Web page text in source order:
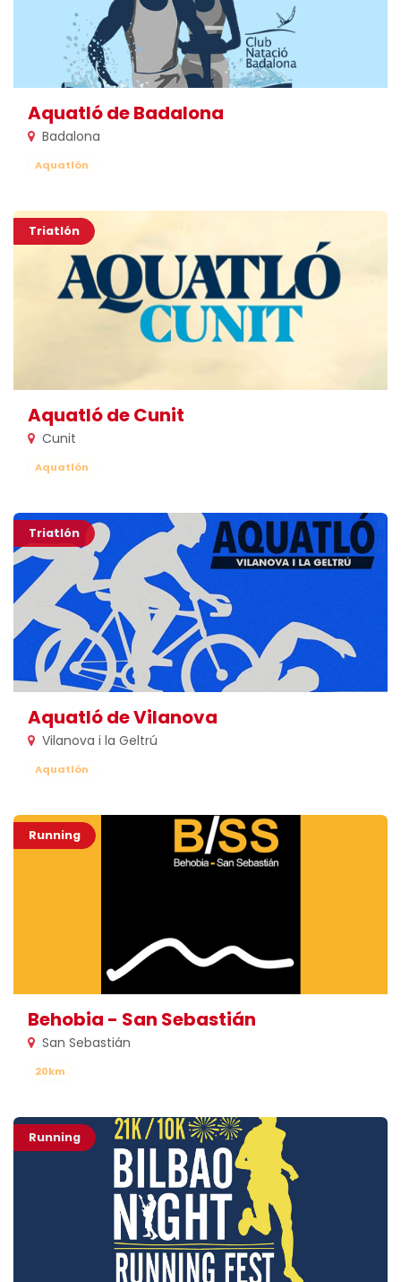
Aquatló de Badalona
Badalona
Aquatlón
Triatlón
Aquatló de Cunit
Cunit
Aquatlón
Triatlón
Aquatló de Vilanova
Vilanova i la Geltrú
Aquatlón
Running
Behobia - San Sebastián
San Sebastián
20km
Running